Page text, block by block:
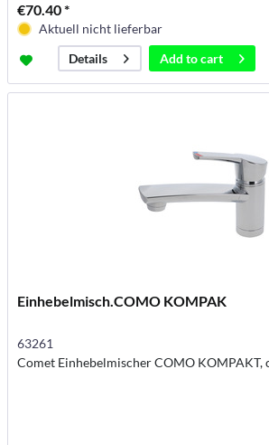
€70.40 *
Aktuell nicht lieferbar
Details
Add tocart
Einhebelmisch.COMO KOMPAK
63261
Comet Einhebelmischer COMO KOMPAKT,